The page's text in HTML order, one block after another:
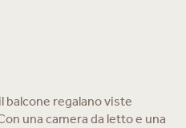
balcone regalano viste
una camera da letto e una